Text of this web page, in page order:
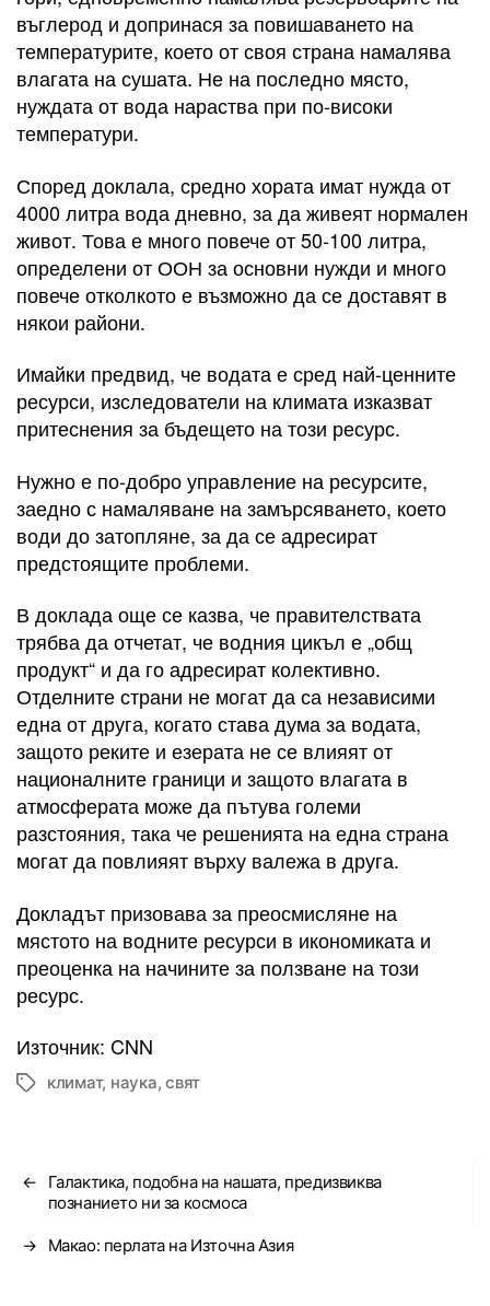
въглерод и допринася за повишаването на
температурите, което от своя страна намалява
влагата на сушата. Не на последно място,
нуждата от вода нараства при по-високи
температури.
Според доклала, средно хората имат нужда от
4000 литра вода дневно, за да живеят нормален
живот. Това е много повече от 50-100 литра,
определени от ООН за основни нужди и много
повече отколкото е възможно да се доставят в
някои райони.
Имайки предвид, че водата е сред най-ценните
ресурси, изследователи на климата изказват
притеснения за бъдещето на този ресурс.
Нужно е по-добро управление на ресурсите,
заедно с намаляване на замърсяването, което
води до затопляне, за да се адресират
предстоящите проблеми.
В доклада още се казва, че правителствата
трябва да отчетат, че водния цикъл е „общ
продукт“ и да го адресират колективно.
Отделните страни не могат да са независими
една от друга, когато става дума за водата,
защото реките и езерата не се влияят от
националните граници и защото влагата в
атмосферата може да пътува големи
разстояния, така че решенията на една страна
могат да повлияят върху валежа в друга.
Докладът призовава за преосмисляне на
мястото на водните ресурси в икономиката и
преоценка на начините за ползване на този
ресурс.
Източник: CNN
Tagsклимат, наука,свят
←
Галактика, подобна на нашата, предизвиква
познанието ни за космоса
→ Макао: перлата на Източна Азия